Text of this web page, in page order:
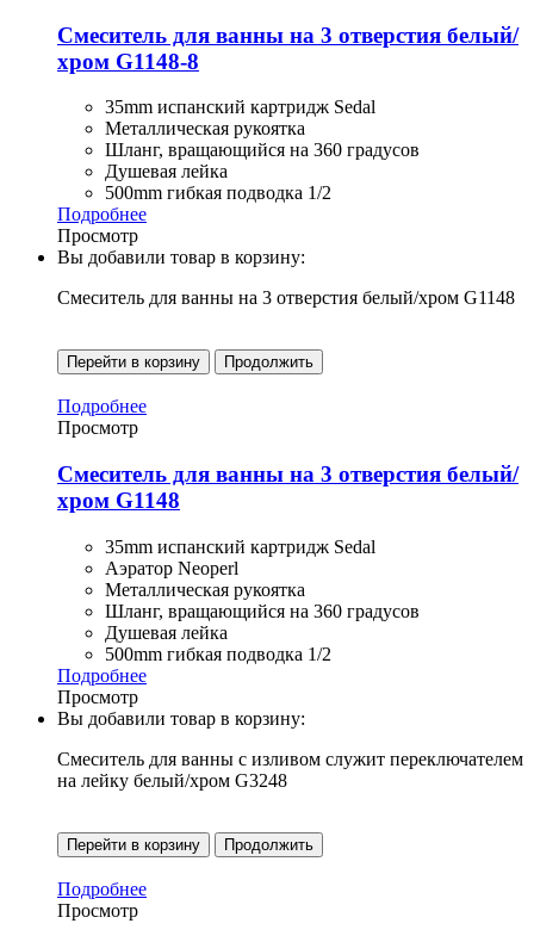
Смеситель для ванны на 3 отверстия белый/
хром G1148-8
35mm испанский картридж Sedal
Металлическая рукоятка
Шланг, вращающийся на 360 градусов
Душевая лейка
500mm гибкая подводка 1/2
Подробнее
Просмотр
Вы добавили товар в корзину:
Смеситель для ванны на 3 отверстия белый/хром G1148
Перейти в корзину Продолжить
Подробнее
Просмотр
Смеситель для ванны на 3 отверстия белый/
хром G1148
35mm испанский картридж Sedal
Аэратор Neoperl
Металлическая рукоятка
Шланг, вращающийся на 360 градусов
Душевая лейка
500mm гибкая подводка 1/2
Подробнее
Просмотр
Вы добавили товар в корзину:
Смеситель для ванны с изливом служит переключателем
на лейку белый/хром G3248
Перейти в корзину Продолжить
Подробнее
Просмотр